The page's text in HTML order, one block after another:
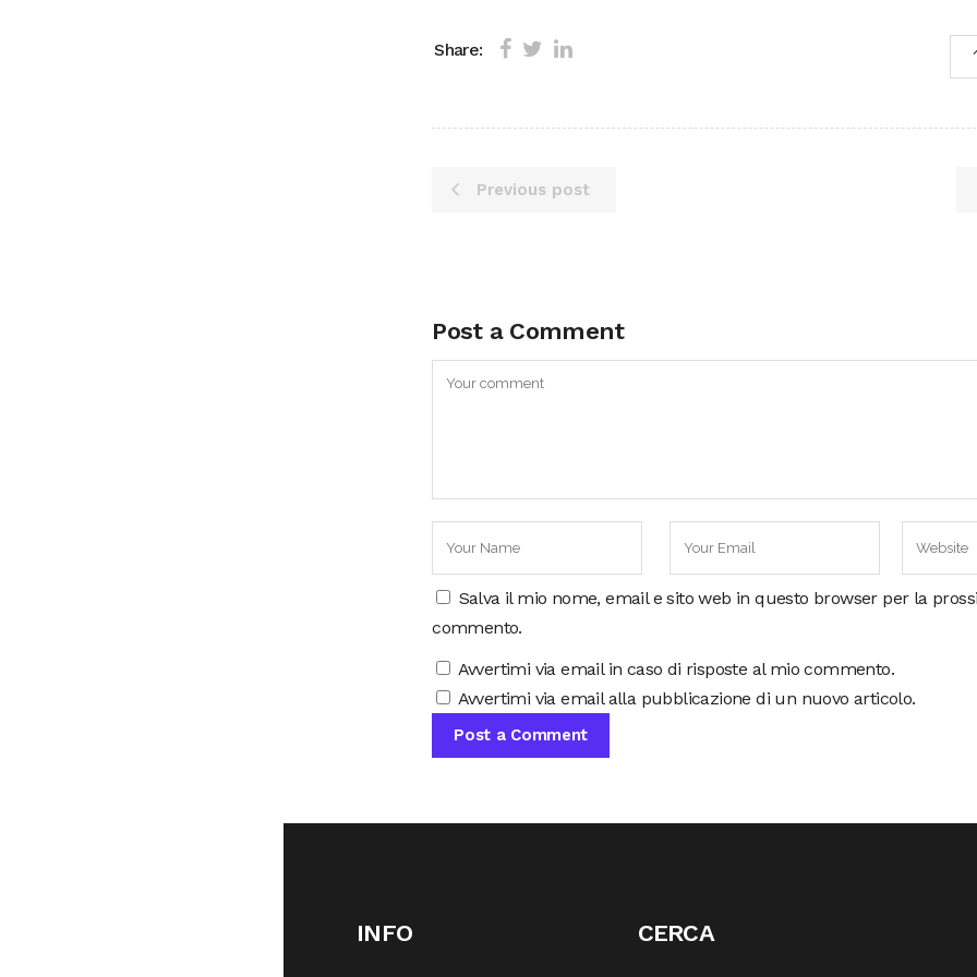
Share:
Previous post
Post a Comment
Salva il mio nome, email e sito web in questo browser per la
commento.
Avvertimi via email in caso di risposte al mio commento.
Avvertimi via email alla pubblicazione di un nuovo articolo.
INFO CERCA